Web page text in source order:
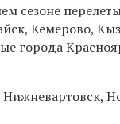
сезоне
Кемерово,
города
Нижневартовск,